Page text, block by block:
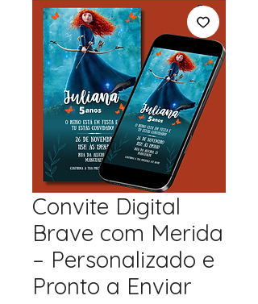
Convite Digital
Brave com Merida
– Personalizado e
Pronto a Enviar